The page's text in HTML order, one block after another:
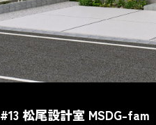
#13 松尾設計室 MSDG-fam